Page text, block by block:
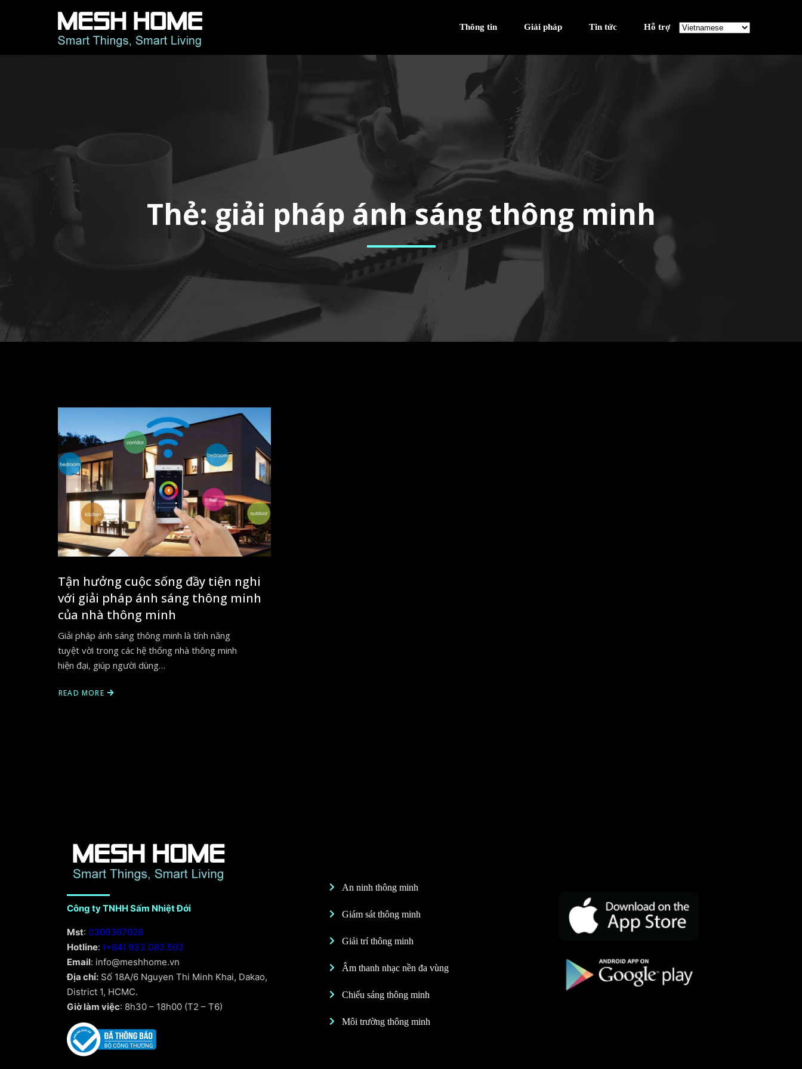
Thông tin Giải pháp Tin tức Hỗ trợ
Thẻ: giải pháp ánh sáng thông minh
Tận hưởng cuộc sống đầy tiện nghi
với giải pháp ánh sáng thông minh
của nhà thông minh
Giải pháp ánh sáng thông minh là tính năng
tuyệt vời trong các hệ thống nhà thông minh
hiện đại, giúp người dùng…
READ MORE
Công ty TNHH Sấm Nhiệt Đới
Mst: 0309367028
Hotline: (+84) 933.083.503
Email: info@meshhome.vn
Địa chỉ: Số 18A/6 Nguyen Thi Minh Khai, Dakao,
District 1, HCMC.
Giờ làm việc: 8h30 – 18h00 (T2 – T6)
An ninh thông minh
Giám sát thông minh
Giải trí thông minh
Âm thanh nhạc nền đa vùng
Chiếu sáng thông minh
Môi trường thông minh